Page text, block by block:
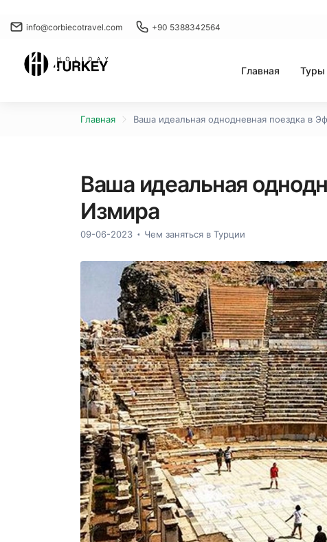
info@corbiecotravel.com +90 5388342564
Главная Туры
Главная Ваша идеальная однодневная поездка в
Ваша идеальная
Измира
09-06-2023 Чем заняться в Турции